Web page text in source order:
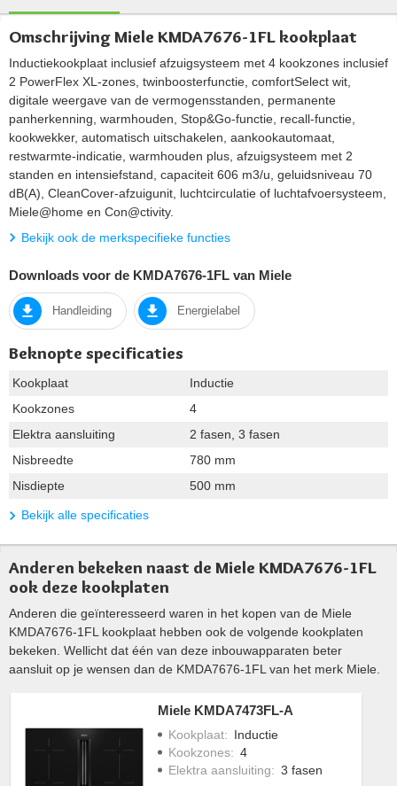
Omschrijving Miele KMDA7676-1FL kookplaat
Inductiekookplaat inclusief afzuigsysteem met 4 kookzones inclusief
2 PowerFlex XL-zones, twinboosterfunctie, comfortSelect wit,
digitale weergave van de vermogensstanden, permanente
panherkenning, warmhouden, Stop&Go-functie, recall-functie,
kookwekker, automatisch uitschakelen, aankookautomaat,
restwarmte-indicatie, warmhouden plus, afzuigsysteem met 2
standen en intensiefstand, capaciteit 606 m3/u, geluidsniveau 70
dB(A), CleanCover-afzuigunit, luchtcirculatie of luchtafvoersysteem,
Miele@home en Con@ctivity.
Bekijk ook de merkspecifieke functies
Downloads voor de KMDA7676-1FL van Miele
Handleiding Energielabel
Beknopte specificaties
Kookplaat
Inductie
Kookzones
4
Elektra aansluiting
2 fasen, 3 fasen
Nisbreedte
780 mm
Nisdiepte
500 mm
Bekijk alle specificaties
Anderen bekeken naast de Miele KMDA7676-1FL
ook deze kookplaten
Anderen die geïnteresseerd waren in het kopen van de Miele
KMDA7676-1FL kookplaat hebben ook de volgende kookplaten
bekeken. Wellicht dat één van deze inbouwapparaten beter
aansluit op je wensen dan de KMDA7676-1FL van het merk Miele.
Miele KMDA7473FL-A
Kookplaat: Inductie
Kookzones: 4
Elektra aansluiting: 3 fasen